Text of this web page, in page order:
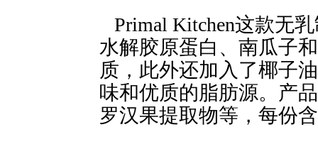
Primal Kitchen这款无
水解胶原蛋白、南瓜
质，此外还加入了椰子
味和优质的脂肪源。产
罗汉果提取物等，每份含糖量